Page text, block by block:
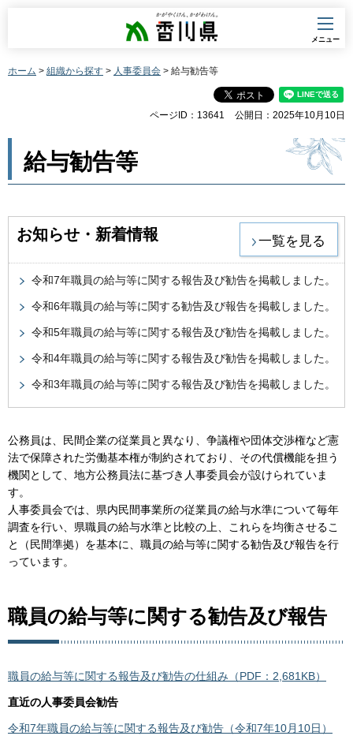
香川県
メニュー
ホーム > 組織から探す > 人事委員会 > 給与勧告等
ページID：13641 公開日：2025年10月10日
給与勧告等
お知らせ・新着情報 一覧を見る
令和7年職員の給与等に関する報告及び勧告を掲載しました。
令和6年職員の給与等に関する勧告及び報告を掲載しました。
令和5年職員の給与等に関する報告及び勧告を掲載しました。
令和4年職員の給与等に関する報告及び勧告を掲載しました。
令和3年職員の給与等に関する報告及び勧告を掲載しました。
公務員は、民間企業の従業員と異なり、争議権や団体交渉権など憲
法で保障された労働基本権が制約されており、その代償機能を担う
機関として、地方公務員法に基づき人事委員会が設けられていま
す。
人事委員会では、県内民間事業所の従業員の給与水準について毎年
調査を行い、県職員の給与水準と比較の上、これらを均衡させるこ
と（民間準拠）を基本に、職員の給与等に関する勧告及び報告を行
っています。
職員の給与等に関する勧告及び報告
職員の給与等に関する報告及び勧告の仕組み（PDF：2,681KB）
直近の人事委員会勧告
令和7年職員の給与等に関する報告及び勧告（令和7年10月10日）